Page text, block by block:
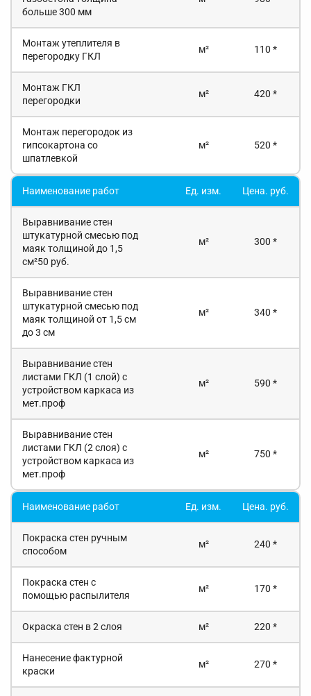
больше 300 мм
Монтаж утеплителя в
перегородку ГКЛ
м² 110 *
Монтаж ГКЛ
перегородки
м² 420 *
Монтаж перегородок из
гипсокартона со
шпатлевкой
м² 520 *
Наименование работ Ед. изм. Цена. руб.
Выравнивание стен
штукатурной смесью под
маяк толщиной до 1,5
см²50 руб.
м² 300 *
Выравнивание стен
штукатурной смесью под
маяк толщиной от 1,5 см
до 3 см
м² 340 *
Выравнивание стен
листами ГКЛ (1 слой) с
устройством каркаса из
мет.проф
м² 590 *
Выравнивание стен
листами ГКЛ (2 слоя) с
устройством каркаса из
мет.проф
м² 750 *
Наименование работ Ед. изм. Цена. руб.
Покраска стен ручным
способом
м² 240 *
Покраска стен с
помощью распылителя
м² 170 *
Окраска стен в 2 слоя м² 220 *
Нанесение фактурной
краски
м² 270 *